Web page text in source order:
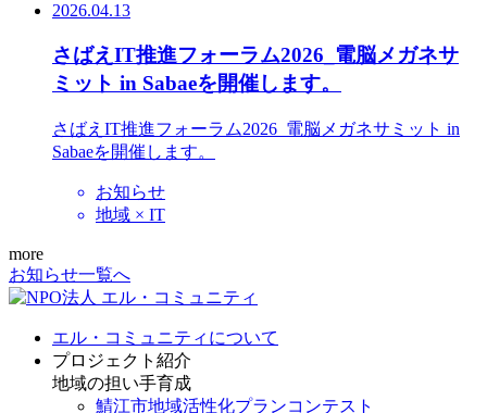
2026.04.13
さばえIT推進フォーラム2026_電脳メガネサ
ミット in Sabaeを開催します。
さばえIT推進フォーラム2026_電脳メガネサミット in
Sabaeを開催します。
お知らせ
地域 × IT
more
お知らせ一覧へ
エル・コミュニティについて
プロジェクト紹介
地域の担い手育成
鯖江市地域活性化プランコンテスト